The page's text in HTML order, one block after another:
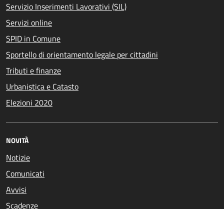
Servizio Inserimenti Lavorativi (SIL)
Servizi online
SPID in Comune
Sportello di orientamento legale per cittadini
Tributi e finanze
Urbanistica e Catasto
Elezioni 2020
NOVITÀ
Notizie
Comunicati
Avvisi
Scadenze